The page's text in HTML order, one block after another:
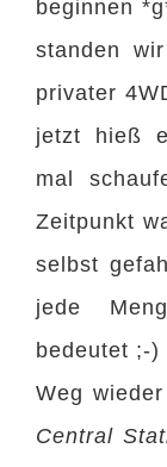
beginnen
standen
privater
jetzt hieß
mal
Zeitpunkt
selbst
jede
bedeutet ;-
Weg
Central